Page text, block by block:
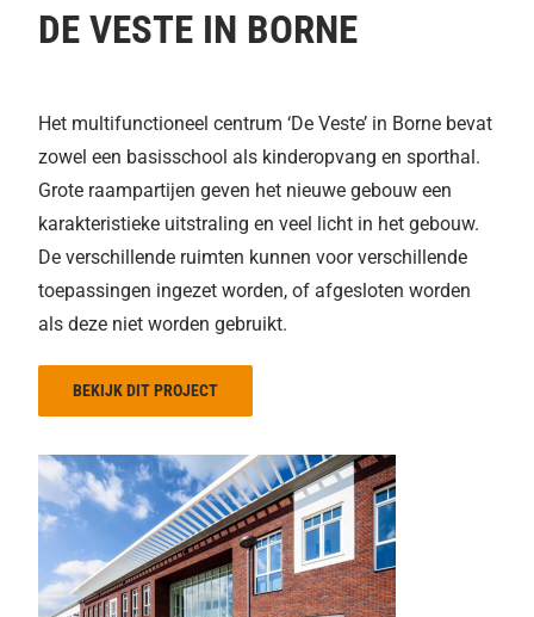
DE VESTE IN BORNE
Het multifunctioneel centrum ‘De Veste’ in Borne bevat
zowel een basisschool als kinderopvang en sporthal.
Grote raampartijen geven het nieuwe gebouw een
karakteristieke uitstraling en veel licht in het gebouw.
De verschillende ruimten kunnen voor verschillende
toepassingen ingezet worden, of afgesloten worden
als deze niet worden gebruikt.
BEKIJK DIT PROJECT